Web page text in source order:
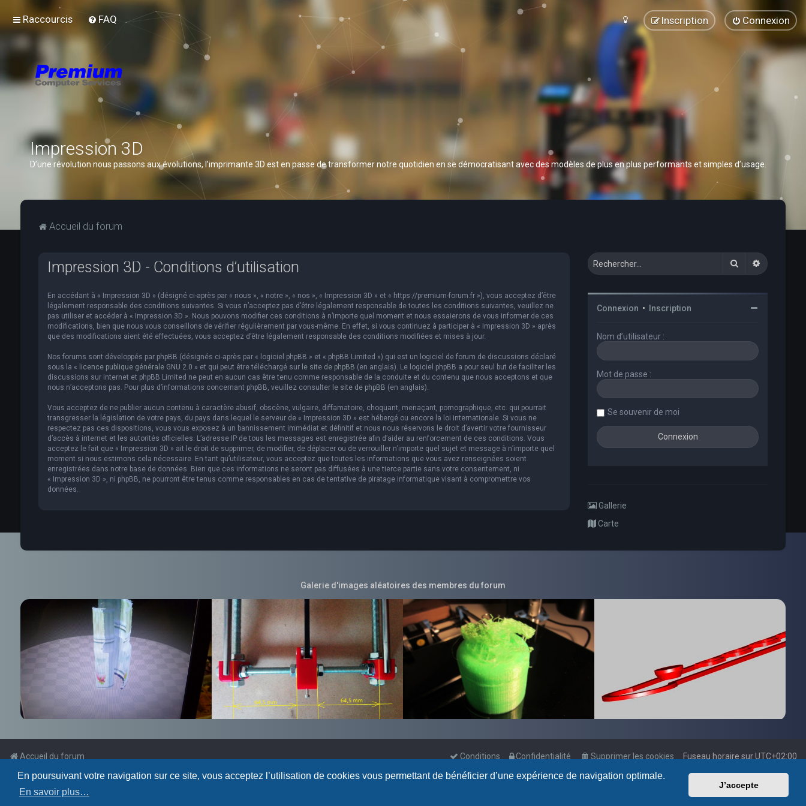
En poursuivant votre navigation sur ce site, vous acceptez l’utilisation de cookies vous permettant de bénéficier d’une expérience de navigation optimale.
En savoir plus…
J’accepte
Raccourcis FAQ Connexion
Inscription
Impression 3D
D’une révolution nous passons aux évolutions, l’imprimante 3D est en passe de transformer notre quotidien en se démocratisant avec des modèles de plus en plus performants et simples d’usage.
Accueil du forum
Impression 3D - Conditions d’utilisation
En accédant à « Impression 3D » (désigné ci-après par « nous », « notre », « nos », « Impression 3D » et « https://premium-forum.fr »), vous acceptez d’être
légalement responsable des conditions suivantes. Si vous n’acceptez pas d’être légalement responsable de toutes les conditions suivantes, veuillez ne
pas utiliser et accéder à « Impression 3D ». Nous pouvons modifier ces conditions à n’importe quel moment et nous essaierons de vous informer de ces
modifications, bien que nous vous conseillons de vérifier régulièrement par vous-même. En effet, si vous continuez à participer à « Impression 3D » après
que des modifications aient été effectuées, vous acceptez d’être légalement responsable des conditions modifiées et mises à jour.
Nos forums sont développés par phpBB (désignés ci-après par « logiciel phpBB » et « phpBB Limited ») qui est un logiciel de forum de discussions déclaré
sous la « licence publique générale GNU 2.0 » et qui peut être téléchargé sur le site de phpBB (en anglais). Le logiciel phpBB a pour seul but de faciliter les
discussions sur internet et phpBB Limited ne peut en aucun cas être tenu comme responsable de la conduite et du contenu que nous acceptons et que
nous n’acceptons pas. Pour plus d’informations concernant phpBB, veuillez consulter le site de phpBB (en anglais).
Vous acceptez de ne publier aucun contenu à caractère abusif, obscène, vulgaire, diffamatoire, choquant, menaçant, pornographique, etc. qui pourrait
transgresser la législation de votre pays, du pays dans lequel le serveur de « Impression 3D » est hébergé ou encore la loi internationale. Si vous ne
respectez pas ces dispositions, vous vous exposez à un bannissement immédiat et définitif et nous nous réservons le droit d’avertir votre fournisseur
d’accès à internet et les autorités officielles. L’adresse IP de tous les messages est enregistrée afin d’aider au renforcement de ces conditions. Vous
acceptez le fait que « Impression 3D » ait le droit de supprimer, de modifier, de déplacer ou de verrouiller n’importe quel sujet et message à n’importe quel
moment si nous estimons cela nécessaire. En tant qu’utilisateur, vous acceptez que toutes les informations que vous avez renseignées soient
enregistrées dans notre base de données. Bien que ces informations ne seront pas diffusées à une tierce partie sans votre consentement, ni
« Impression 3D », ni phpBB, ne pourront être tenus comme responsables en cas de tentative de piratage informatique visant à compromettre vos
données.
Rechercher
Connexion • Inscription
Nom d’utilisateur :
Mot de passe :
Se souvenir de moi
Gallerie
Carte
Galerie d'images aléatoires des membres du forum
Accueil du forum Fuseau horaire surUTC+02:00
Supprimer les cookies
Confidentialité
Conditions
Powered by phpBB
Traduction française officielle